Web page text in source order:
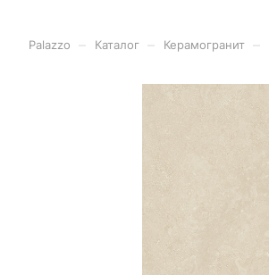
Palazzo Каталог Керамогранит